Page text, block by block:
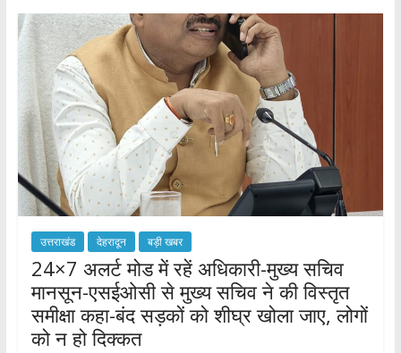
o
o
k
A
p
p
उत्तराखंड देहरादून बड़ी खबर
24×7 अलर्ट मोड में रहें अधिकारी-मुख्य सचिव
मानसून-एसईओसी से मुख्य सचिव ने की विस्तृत
समीक्षा कहा-बंद सड़कों को शीघ्र खोला जाए, लोगों
को न हो दिक्कत